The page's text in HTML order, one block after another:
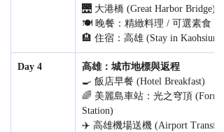
🌉 大港橋 (Great Harbor Bridge)
🍽️ 晚餐：精緻料理 / 可選素食
🏨 住宿：高雄 (Stay in Kaohsiung)
Day 4
高雄：城市地標與返程
🍳 飯店早餐 (Hotel Breakfast)
🌈 美麗島車站：光之穹頂
Station)
✈️ 高雄機場送機 (Airport Transfer)